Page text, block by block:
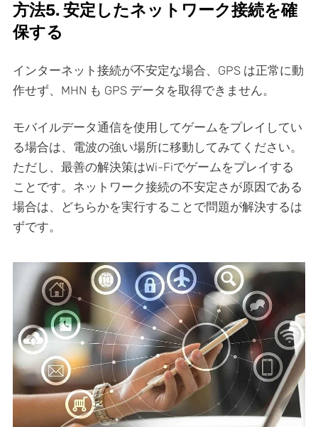
方法5. 安定したネットワーク接続を確
保する
インターネット接続が不安定な場合、GPS は正常に動
作せず、MHN も GPS データを取得できません。
モバイルデータ通信を使用してゲームをプレイしてい
る場合は、電波の強い場所に移動してみてください。
ただし、最善の解決策はWi-Fiでゲームをプレイする
ことです。ネットワーク接続の不安定さが原因である
場合は、どちらかを実行することで問題が解決するは
ずです。